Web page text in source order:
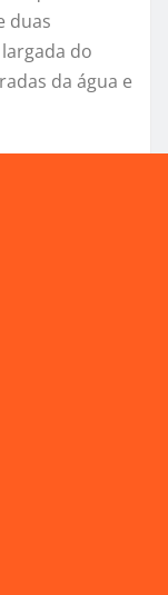
duas
do
da água e